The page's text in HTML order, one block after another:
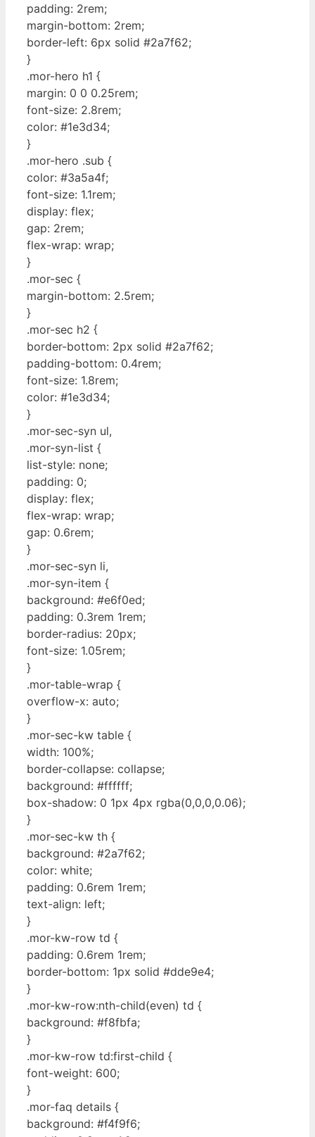
padding: 2rem;
margin-bottom: 2rem;
border-left: 6px solid #2a7f62;
}
.mor-hero h1 {
margin: 0 0 0.25rem;
font-size: 2.8rem;
color: #1e3d34;
}
.mor-hero .sub {
color: #3a5a4f;
font-size: 1.1rem;
display: flex;
gap: 2rem;
flex-wrap: wrap;
}
.mor-sec {
margin-bottom: 2.5rem;
}
.mor-sec h2 {
border-bottom: 2px solid #2a7f62;
padding-bottom: 0.4rem;
font-size: 1.8rem;
color: #1e3d34;
}
.mor-sec-syn ul,
.mor-syn-list {
list-style: none;
padding: 0;
display: flex;
flex-wrap: wrap;
gap: 0.6rem;
}
.mor-sec-syn li,
.mor-syn-item {
background: #e6f0ed;
padding: 0.3rem 1rem;
border-radius: 20px;
font-size: 1.05rem;
}
.mor-table-wrap {
overflow-x: auto;
}
.mor-sec-kw table {
width: 100%;
border-collapse: collapse;
background: #ffffff;
box-shadow: 0 1px 4px rgba(0,0,0,0.06);
}
.mor-sec-kw th {
background: #2a7f62;
color: white;
padding: 0.6rem 1rem;
text-align: left;
}
.mor-kw-row td {
padding: 0.6rem 1rem;
border-bottom: 1px solid #dde9e4;
}
.mor-kw-row:nth-child(even) td {
background: #f8fbfa;
}
.mor-kw-row td:first-child {
font-weight: 600;
}
.mor-faq details {
background: #f4f9f6;